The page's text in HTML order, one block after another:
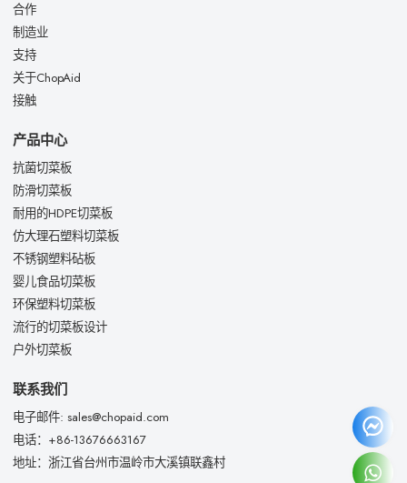
合作
制造业
支持
关于ChopAid
接触
产品中心
抗菌切菜板
防滑切菜板
耐用的HDPE切菜板
仿大理石塑料切菜板
不锈钢塑料砧板
婴儿食品切菜板
环保塑料切菜板
流行的切菜板设计
户外切菜板
联系我们
电子邮件: sales@chopaid.com
电话：+86-13676663167
地址：浙江省台州市温岭市大溪镇联鑫村